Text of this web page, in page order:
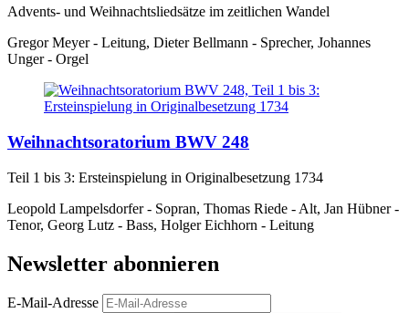
Advents- und Weihnachtsliedsätze im zeitlichen Wandel
Gregor Meyer - Leitung, Dieter Bellmann - Sprecher, Johannes
Unger - Orgel
Weihnachtsoratorium BWV 248
Teil 1 bis 3: Ersteinspielung in Originalbesetzung 1734
Leopold Lampelsdorfer - Sopran, Thomas Riede - Alt, Jan Hübner -
Tenor, Georg Lutz - Bass, Holger Eichhorn - Leitung
Newsletter abonnieren
E-Mail-Adresse